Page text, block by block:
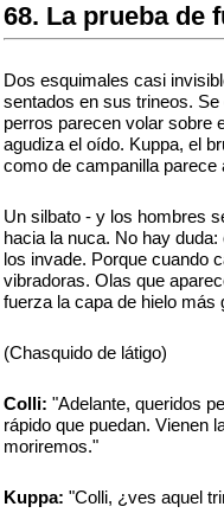
68. La prueba de
Dos esquimales casi
sentados en sus trineos.
perros parecen volar sobre
agudiza el oído. Kuppa, el
como de campanilla parece
Un silbato - y los hombres
hacia la nuca. No hay
los invade. Porque cuando
vibradoras. Olas que
fuerza la capa de hielo más
(Chasquido de látigo)
Colli: "Adelante, queridos
rápido que puedan. Vienen
moriremos."
Kuppa: "Colli, ¿ves aquel